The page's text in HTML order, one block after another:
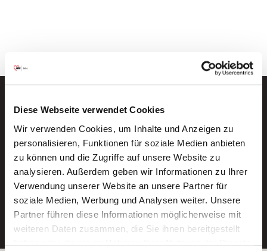
Diese Webseite verwendet Cookies
Wir verwenden Cookies, um Inhalte und Anzeigen zu
personalisieren, Funktionen für soziale Medien anbieten
zu können und die Zugriffe auf unsere Website zu
analysieren. Außerdem geben wir Informationen zu Ihrer
Verwendung unserer Website an unsere Partner für
soziale Medien, Werbung und Analysen weiter. Unsere
Partner führen diese Informationen möglicherweise mit
weiteren Daten zusammen, die Sie ihnen bereitgestellt
Neue Stellen per E-Mail.
Ein kostenloser Service von AWO
Jobs.
E-Mail-Adresse eintragen